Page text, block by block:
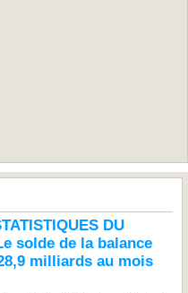
DU
solde de la balance
milliards au mois